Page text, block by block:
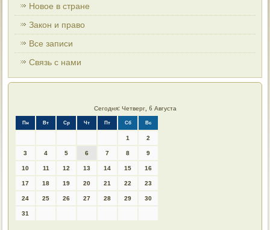
Новое в стране
Закон и право
Все записи
Связь с нами
Сегодня: Четверг, 6 Августа
Пн Вт Ср Чт Пт Сб Вс
1 2
3 4 5 6 7 8 9
10 11 12 13 14 15 16
17 18 19 20 21 22 23
24 25 26 27 28 29 30
31